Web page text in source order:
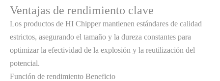
Ventajas de rendimiento clave
Los productos de HI Chipper mantienen estándares de calidad
estrictos, asegurando el tamaño y la dureza constantes para
optimizar la efectividad de la explosión y la reutilización del
potencial.
Función de rendimiento Beneficio